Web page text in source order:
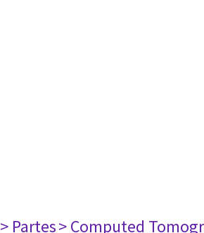
> Partes> Computed